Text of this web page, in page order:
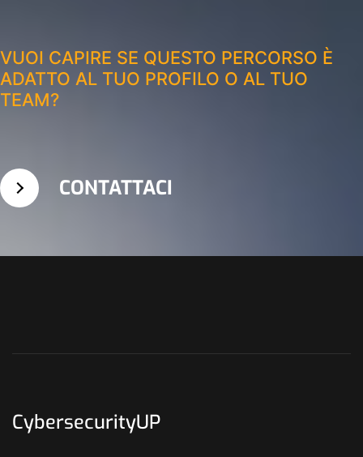
VUOI CAPIRE SE QUESTO PERCORSO È
ADATTO AL TUO PROFILO O AL TUO
TEAM?
CONTATTACI
CybersecurityUP